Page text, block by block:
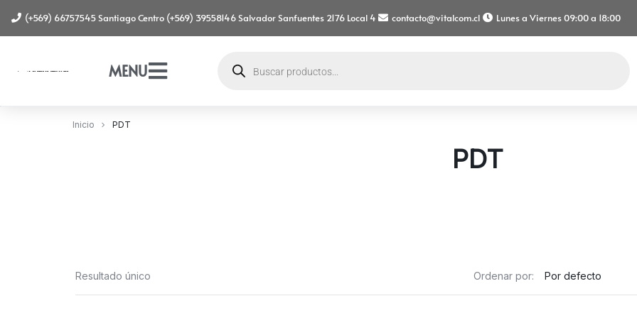
(+569) 66757545 Santiago Centro (+569) 39558146 Salvador Sanfuentes 2176 Local 4 contacto@vitalcom.cl Lunes a Viernes 09:00 a 18:00
MENU
Inicio PDT
PDT
Resultado único Ordenar por: